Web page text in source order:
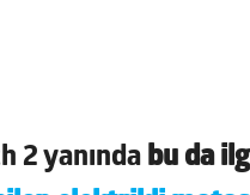
2 yanında bu da